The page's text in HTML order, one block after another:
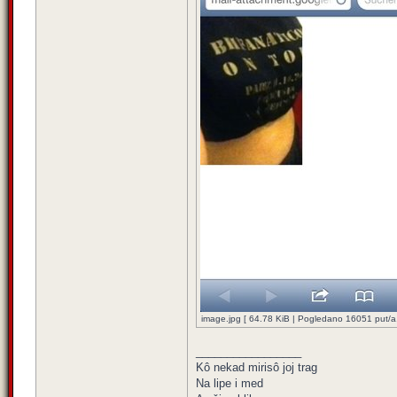
image.jpg [ 64.78 KiB | Pogledano 16051 put/
Kô nekad mirisô joj trag
Na lipe i med